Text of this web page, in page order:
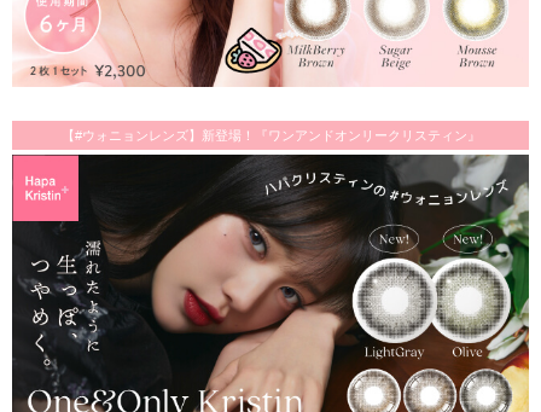
【#ウォニョンレンズ】新登場！『ワンアンドオンリークリスティン』